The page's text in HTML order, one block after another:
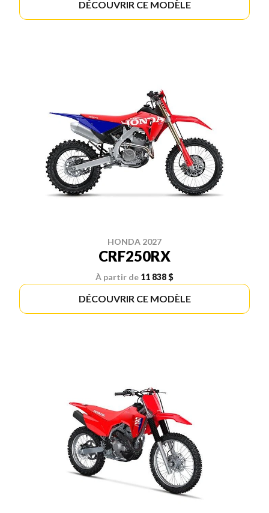
DÉCOUVRIR CE MODÈLE
HONDA 2027
CRF250RX
À partir de 11 838 $
DÉCOUVRIR CE MODÈLE